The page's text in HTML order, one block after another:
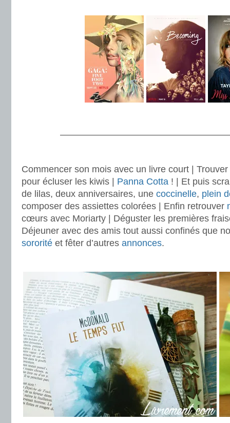
Commencer son mois avec un livre court |
pour écluser les kiwis | Panna Cotta ! | Et puis
de lilas, deux anniversaires, une coccinelle, plein
composer des assiettes colorées | Enfin retrouver
cœurs avec Moriarty | Déguster les premières
Déjeuner avec des amis tout aussi confinés que
sororité et fêter d’autres annonces.